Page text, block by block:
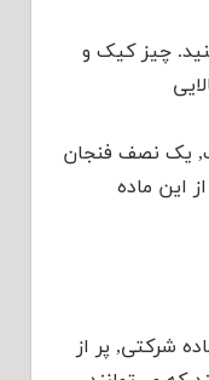
چیز کیک و
گرم است, یک نصف فنجان
از این ماده
شرکتی, پر از